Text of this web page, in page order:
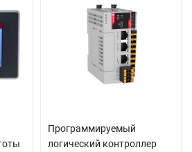
Программируемый
логический контроллер